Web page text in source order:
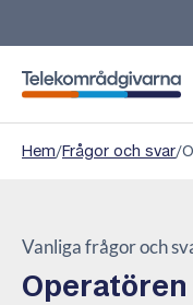
Telekområdgivarna
Hem/Frågor och svar/
Vanliga frågor och